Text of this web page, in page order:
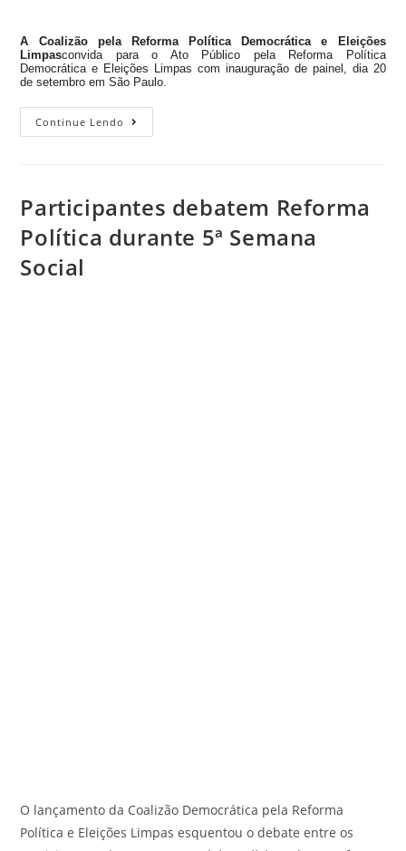
A Coalizão pela Reforma Política Democrática e Eleições
Limpasconvida para o Ato Público pela Reforma Política
Democrática e Eleições Limpas com inauguração de painel, dia 20
de setembro em São Paulo.
Continue Lendo
Participantes debatem Reforma
Política durante 5ª Semana
Social
O lançamento da Coalizão Democrática pela Reforma
Política e Eleições Limpas esquentou o debate entre os